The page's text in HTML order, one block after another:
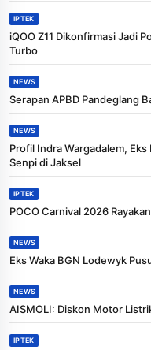
IPTEK
iQOO Z11 Dikonfirmasi Jadi
Turbo
NEWS
Serapan APBD Pandeglang
NEWS
Profil Indra Wargadalem,
Senpi di Jaksel
IPTEK
POCO Carnival 2026
NEWS
Eks Waka BGN Lodewyk
NEWS
AISMOLI: Diskon Motor
IPTEK